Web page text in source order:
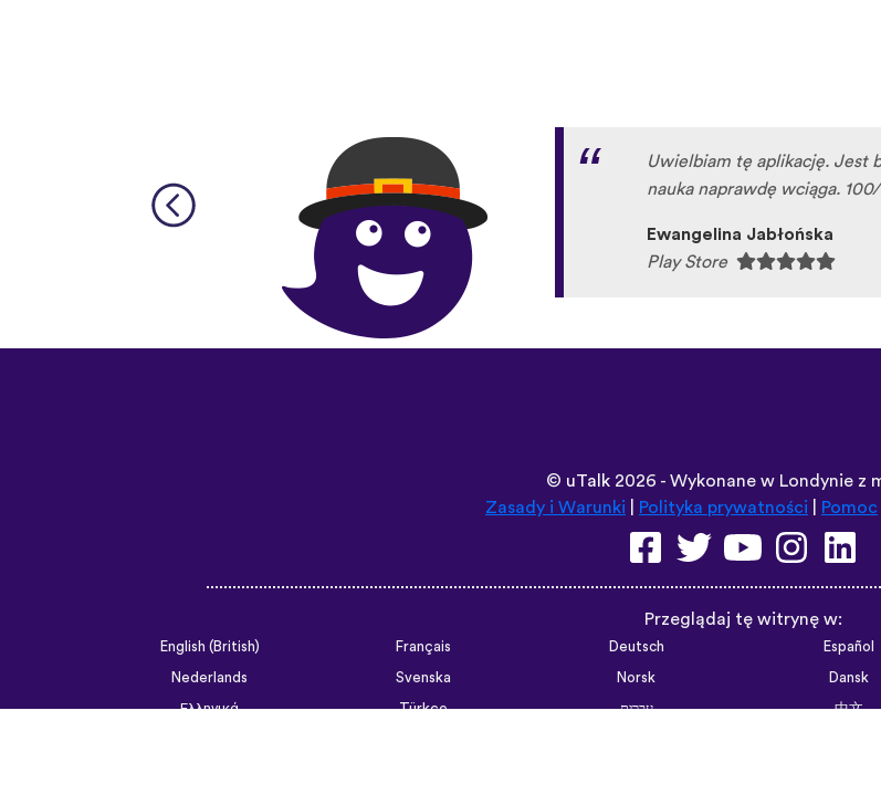
Uwielbiam tę aplikację. Jest
nauka naprawdę wciąga.
Ewangelina Jabłońska
Play Store
© uTalk2026 - Wykonane w Londynie z
Zasady i Warunki
Polityka prywatności Pomoc
Przeglądaj tę witrynę w:
English (British) Français Deutsch Español
Nederlands
Svenska Norsk Dansk
Ελληνικά
Türkçe עברית 中文